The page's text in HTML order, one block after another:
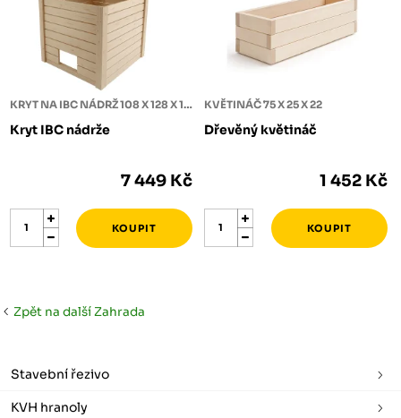
KRYT NA IBC NÁDRŽ 108 X 128 X 125
Kryt IBC nádrže
7 449 Kč
KVĚTINÁČ 75 X 25 X 22
Dřevěný květináč
1 452 Kč
Zpět na další Zahrada
Stavební řezivo
KVH hranoly